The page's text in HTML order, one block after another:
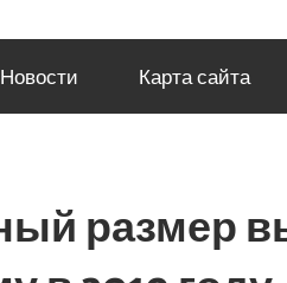
Новости Карта сайта
размер